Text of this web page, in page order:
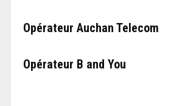
Opérateur Auchan Telecom
Opérateur B and You